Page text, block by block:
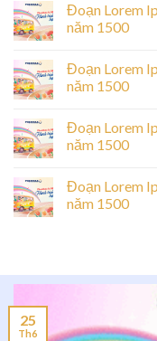
Đoạn Lorem
năm 1500
Đoạn Lorem
năm 1500
Đoạn Lorem
năm 1500
Đoạn Lorem
năm 1500
25
Th6